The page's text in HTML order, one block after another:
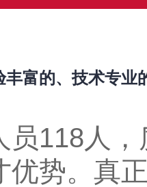
富的、技术专业
员118人
优势。真